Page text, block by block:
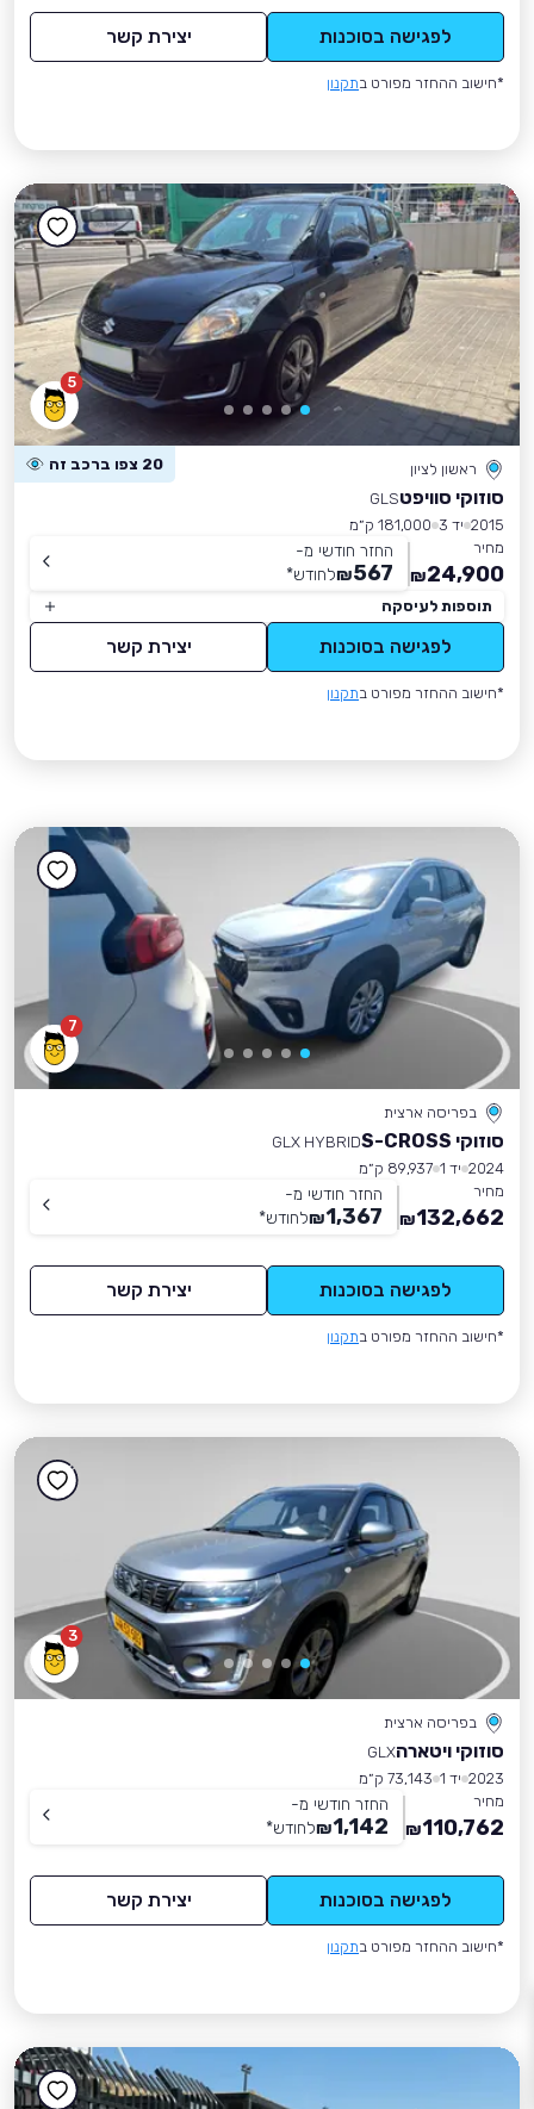
לפגישה בסוכנות יצירת קשר
*חישוב ההחזר מפורט בתקנון
5
ראשון לציון 20 צפו ברכב זה
סוזוקי סוויפטGLS
2015 יד 3
181,000 ק״מ
מחיר
24,900
₪
החזר חודשי מ-
567
₪לחודש*
תוספות לעיסקה
לפגישה בסוכנות יצירת קשר
*חישוב ההחזר מפורט בתקנון
7
בפריסה ארצית
סוזוקי S-CROSS
GLX HYBRID
2024 יד 1
89,937 ק״מ
מחיר
132,662
₪
החזר חודשי מ-
1,367
₪לחודש*
לפגישה בסוכנות יצירת קשר
*חישוב ההחזר מפורט בתקנון
3
בפריסה ארצית
סוזוקי ויטארהGLX
2023 יד 1
73,143 ק״מ
מחיר
110,762
₪
החזר חודשי מ-
1,142
₪לחודש*
לפגישה בסוכנות יצירת קשר
*חישוב ההחזר מפורט בתקנון